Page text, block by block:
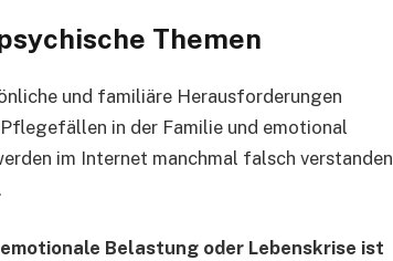
Themen
und familiäre Herausforderungen
in der Familie und emotional
im Internet manchmal falsch verstanden
emotionale Belastung oder Lebenskrise ist